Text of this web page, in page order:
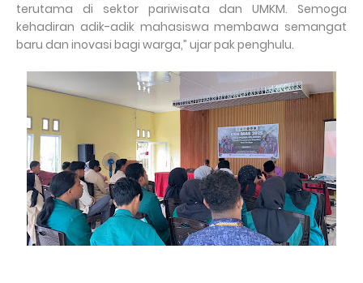
terutama di sektor pariwisata dan UMKM. Semoga
kehadiran adik-adik mahasiswa membawa semangat
baru dan inovasi bagi warga,” ujar pak penghulu.